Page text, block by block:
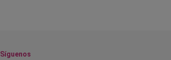
Síguenos